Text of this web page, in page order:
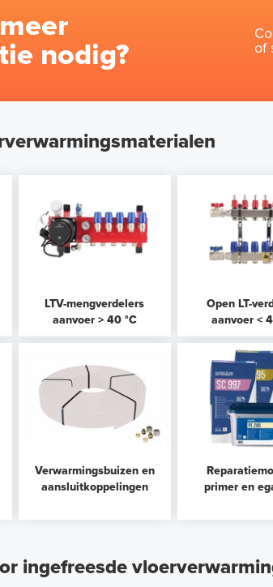
nodig?
of
LTV-mengverdelers
aanvoer > 40 °C
Open LT-
aanvoer <
Verwarmingsbuizen en
aansluitkoppelingen
primer en
ingefreesde